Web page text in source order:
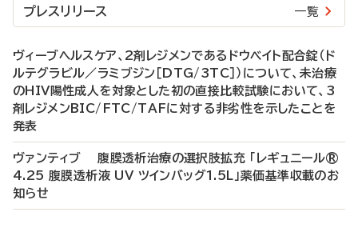
プレスリリース 一覧
ヴィーブヘルスケア、2剤レジメンであるドウベイト配合錠（ド
ルテグラビル／ラミブジン［DTG/3TC］）について、未治療
のHIV陽性成人を対象とした初の直接比較試験において、3
剤レジメンBIC/FTC/TAFに対する非劣性を示したことを
発表
ヴァンティブ 腹膜透析治療の選択肢拡充 「レギュニール®
4.25 腹膜透析液 UV ツインバッグ1.5L」薬価基準収載のお
知らせ